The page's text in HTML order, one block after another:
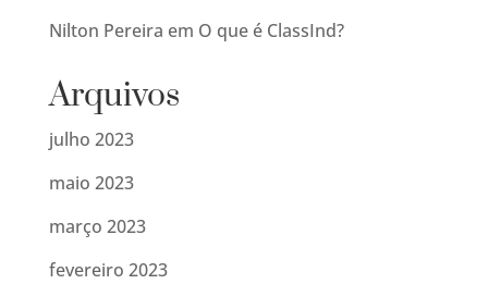
Nilton Pereira em O que é ClassInd?
Arquivos
julho 2023
maio 2023
março 2023
fevereiro 2023